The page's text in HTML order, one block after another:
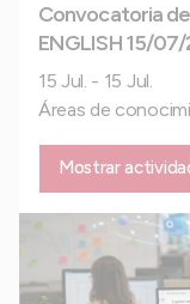
Convocatoria
ENGLISH 15/
15 Jul. - 15 Jul.
Áreas de
Mostrar